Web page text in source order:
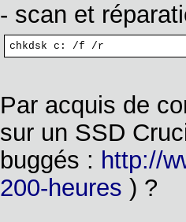
- scan et
chkdsk c: /f /r
Par acquis de
sur un SSD
buggés : http://
200-heures ) ?